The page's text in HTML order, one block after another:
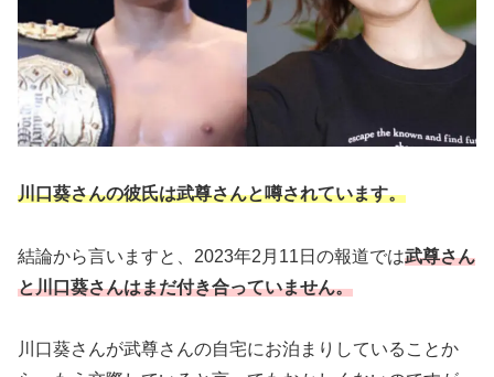
川口葵さんの彼氏は武尊さんと噂されています。
結論から言いますと、2023年2月11日の報道では武尊さん
と川口葵さんはまだ付き合っていません。
川口葵さんが武尊さんの自宅にお泊まりしていることか